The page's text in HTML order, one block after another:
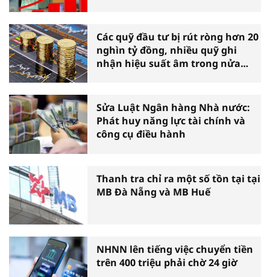
Các quỹ đầu tư bị rút ròng hơn 20
nghìn tỷ đồng, nhiều quỹ ghi
nhận hiệu suất âm trong nửa
Sửa Luật Ngân hàng Nhà nước:
Phát huy năng lực tài chính và
công cụ điều hành
Thanh tra chỉ ra một số tồn tại tại
MB Đà Nẵng và MB Huế
NHNN lên tiếng việc chuyển tiền
trên 400 triệu phải chờ 24 giờ